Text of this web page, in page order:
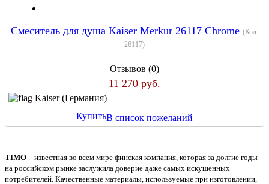
Смеситель для душа Kaiser Merkur 26117 Chrome (Код:
26117)
Отзывов (0)
11 270 руб.
Kaiser (Германия)
КупитьВ список пожеланий
TIMO – известная во всем мире финская компания, которая за долгие годы
на российском рынке заслужила доверие даже самых искушенных
потребителей. Качественные материалы, используемые при изготовлении,